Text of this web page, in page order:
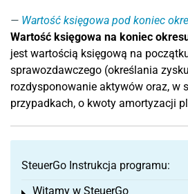
Wartość księgowa pod koniec
Wartość księgowa na koniec
jest wartością księgową na
sprawozdawczego (określania
rozdysponowanie aktywów oraz, w
przypadkach, o kwoty amortyzacji
SteuerGo Instrukcja programu:
Witamy w SteuerGo